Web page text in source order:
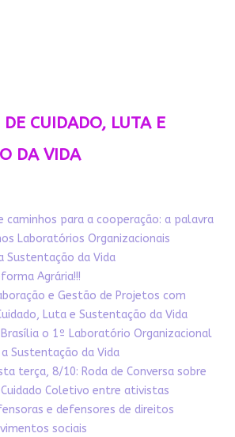
DE CUIDADO, LUTA E
DA VIDA
caminhos para a cooperação: a palavra
Laboratórios Organizacionais
Sustentação da Vida
Agrária!!!
e Gestão de Projetos com
Luta e Sustentação da Vida
o 1º Laboratório Organizacional
Sustentação da Vida
terça, 8/10: Roda de Conversa sobre
Coletivo entre ativistas
e defensores de direitos
sociais